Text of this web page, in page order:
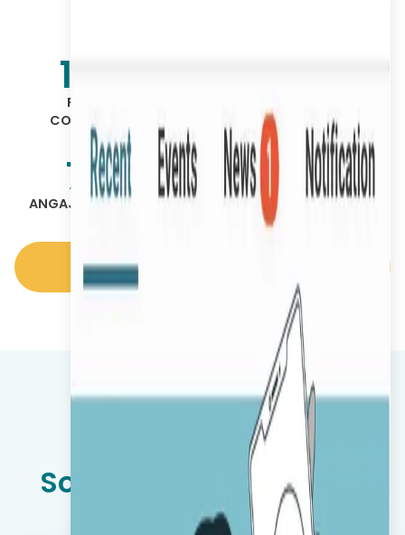
160
PARTENERI
CONTRACTUALI
UTILIZATORI
70%
ANGAJAȚI FĂRĂ BIROU
+
ȚĂRI
POVESTIRI DE SUCCES
Soluții specializate pe
industrie